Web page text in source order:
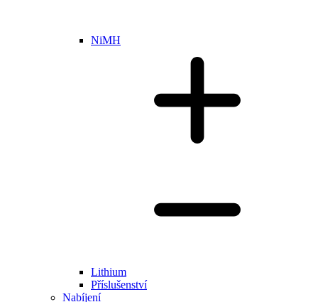
NiMH
Lithium
Příslušenství
Nabíjení